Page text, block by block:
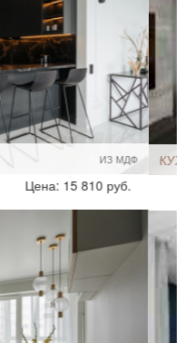
ИЗ МДФ
Цена: 21 399.30 руб.